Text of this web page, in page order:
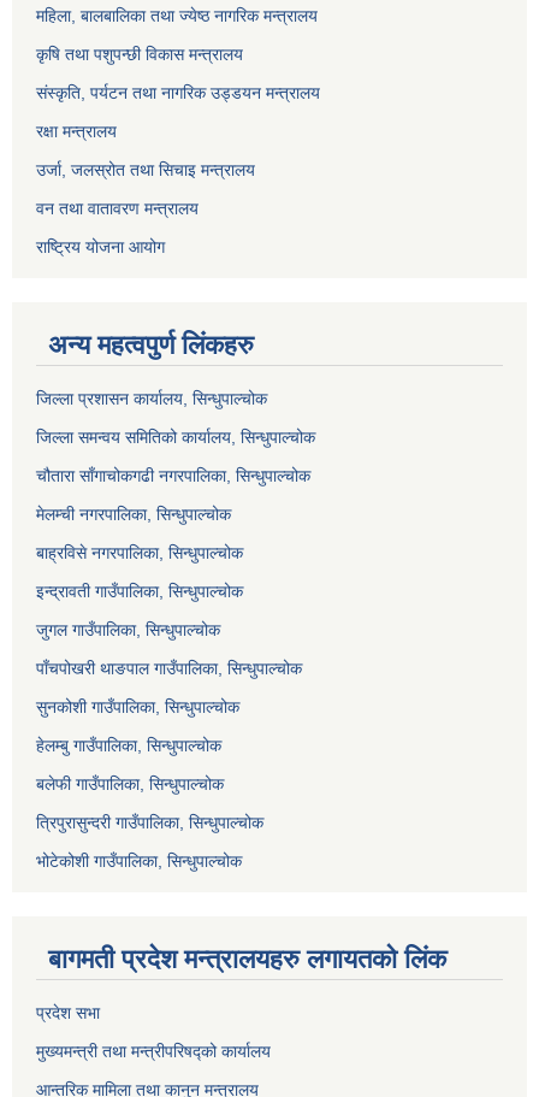
महिला, बालबालिका तथा ज्येष्ठ नागरिक मन्त्रालय
कृषि तथा पशुपन्छी विकास मन्त्रालय
संस्कृति, पर्यटन तथा नागरिक उड्डयन मन्त्रालय
रक्षा मन्त्रालय
उर्जा, जलस्रोत तथा सिचाइ मन्त्रालय
वन तथा वातावरण मन्त्रालय
राष्ट्रिय योजना आयोग
अन्य महत्वपुर्ण लिंकहरु
जिल्ला प्रशासन कार्यालय, सिन्धुपाल्चोक
जिल्ला समन्वय समितिको कार्यालय, सिन्धुपाल्चोक
चौतारा साँगाचोकगढी नगरपालिका, सिन्धुपाल्चोक
मेलम्ची नगरपालिका, सिन्धुपाल्चोक
बाह्रविसे नगरपालिका, सिन्धुपाल्चोक
इन्द्रावती गाउँपालिका, सिन्धुपाल्चोक
जुगल गाउँपालिका, सिन्धुपाल्चोक
पाँचपोखरी थाङपाल गाउँपालिका, सिन्धुपाल्चोक
सुनकोशी गाउँपालिका, सिन्धुपाल्चोक
हेलम्बु गाउँपालिका, सिन्धुपाल्चोक
बलेफी गाउँपालिका, सिन्धुपाल्चोक
त्रिपुरासुन्दरी गाउँपालिका, सिन्धुपाल्चोक
भोटेकोशी गाउँपालिका, सिन्धुपाल्चोक
बागमती प्रदेश मन्त्रालयहरु लगायतको लिंक
प्रदेश सभा
मुख्यमन्त्री तथा मन्त्रीपरिषद्को कार्यालय
आन्तरिक मामिला तथा कानुन मन्त्रालय